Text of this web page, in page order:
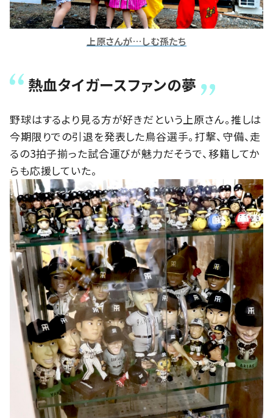
上原さんが…しむ孫たち
熱血タイガースファンの夢
野球はするより見る方が好きだという上原さん。推しは
今期限りでの引退を発表した鳥谷選手。打撃、守備、走
るの3拍子揃った試合運びが魅力だそうで、移籍してか
らも応援していた。